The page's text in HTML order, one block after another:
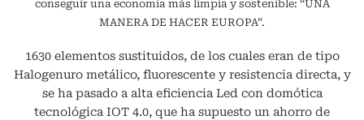
conseguir una economía más limpia y sostenible: “UNA
MANERA DE HACER EUROPA”.
1630 elementos sustituidos, de los cuales eran de tipo
Halogenuro metálico, fluorescente y resistencia directa, y
se ha pasado a alta eficiencia Led con domótica
tecnológica IOT 4.0, que ha supuesto un ahorro de